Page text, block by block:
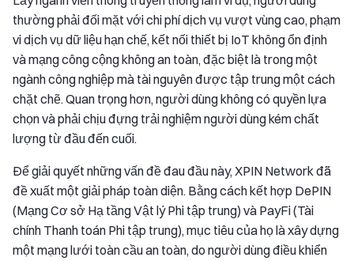
thường phải đối mặt với chi phí dịch vụ vượt vùng cao, phạm
vi dịch vụ dữ liệu hạn chế, kết nối thiết bị IoT không ổn định
và mạng công cộng không an toàn, đặc biệt là trong một
ngành công nghiệp mà tài nguyên được tập trung một cách
chặt chẽ. Quan trọng hơn, người dùng không có quyền lựa
chọn và phải chịu đựng trải nghiệm người dùng kém chất
lượng từ đầu đến cuối.
Để giải quyết những vấn đề đau đầu này, XPIN Network đã
đề xuất một giải pháp toàn diện. Bằng cách kết hợp DePIN
(Mạng Cơ sở Hạ tầng Vật lý Phi tập trung) và PayFi (Tài
chính Thanh toán Phi tập trung), mục tiêu của họ là xây dựng
một mạng lưới toàn cầu an toàn, do người dùng điều khiển